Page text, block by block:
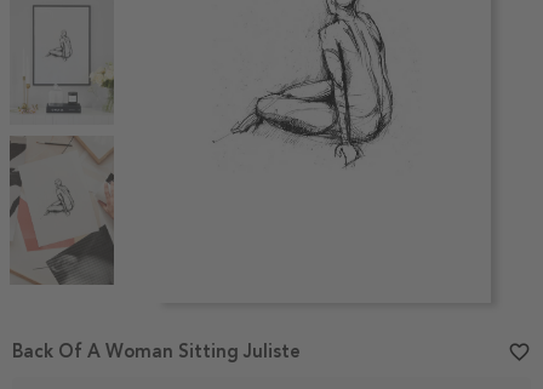
1
Back Of A Woman Sitting Juliste favorite_border